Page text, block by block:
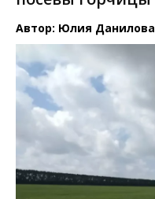
Автор: Юлия Данилова